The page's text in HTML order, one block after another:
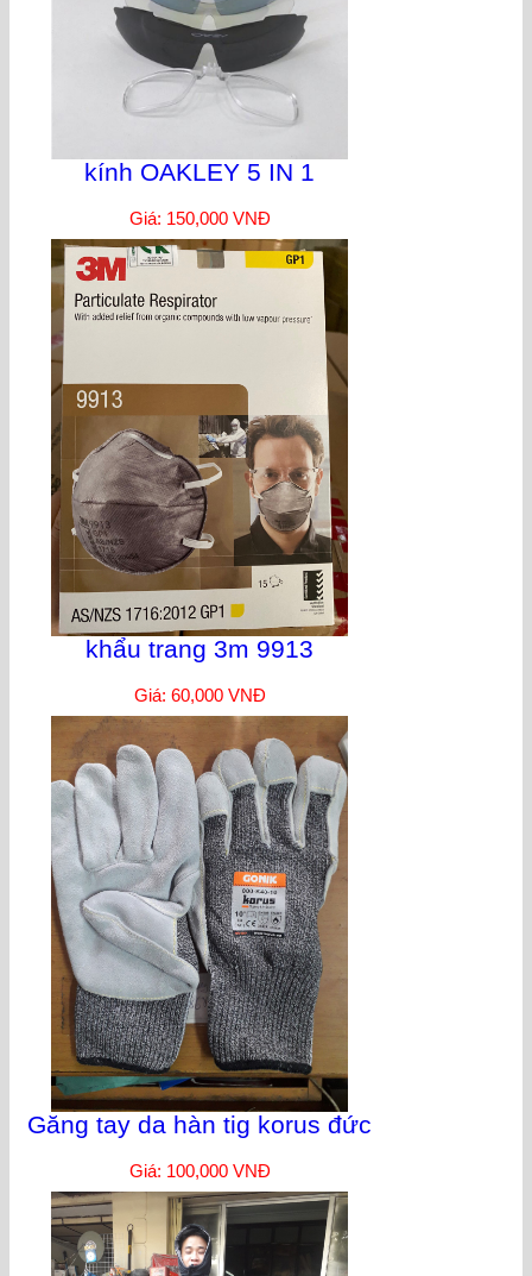
kính OAKLEY 5 IN 1
Giá: 150,000 VNĐ
khẩu trang 3m 9913
Giá: 60,000 VNĐ
Găng tay da hàn tig korus đức
Giá: 100,000 VNĐ